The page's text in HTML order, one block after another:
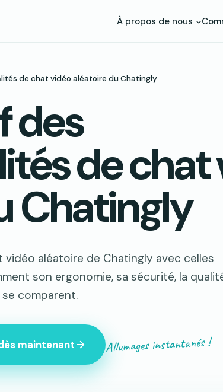
À propos de nous
de chat vidéo aléatoire du Chatingly
des
de chat
Chatingly
aléatoire de Chatingly avec celles
son ergonomie, sa sécurité, la
comparent.
maintenant Allumages instantanés !